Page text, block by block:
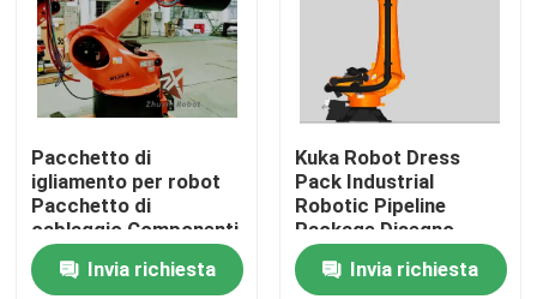
Video
Spettacolo VR
Su di noi
Visita alla fabbrica
Pacchetto di
igliamento per robot
Pacchetto di
cablaggio Componenti
protettivi robotici
Invia richiesta
Kuka Robot Dress
Pack Industrial
Robotic Pipeline
Package Disegno
personalizzato
Invia richiesta